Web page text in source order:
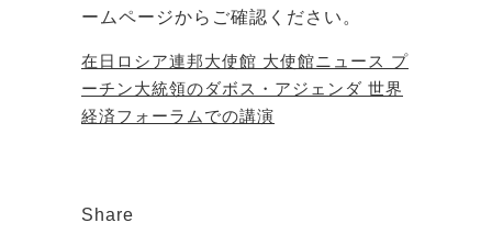
ームページからご確認ください。
在日ロシア連邦大使館 大使館ニュース プ
ーチン大統領のダボス・アジェンダ 世界
経済フォーラムでの講演
Share